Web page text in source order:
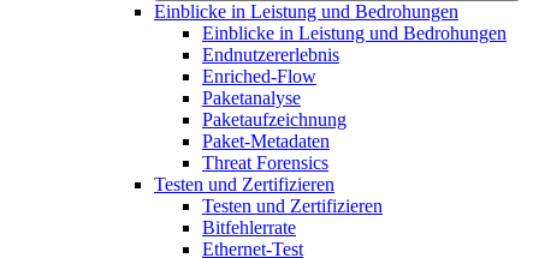
Einblicke in Leistung und Bedrohungen
Einblicke in Leistung und Bedrohungen
Endnutzererlebnis
Enriched-Flow
Paketanalyse
Paketaufzeichnung
Paket-Metadaten
Threat Forensics
Testen und Zertifizieren
Testen und Zertifizieren
Bitfehlerrate
Ethernet-Test